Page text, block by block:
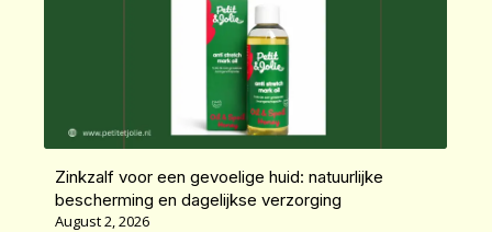
Zinkzalf voor een gevoelige huid: natuurlijke
bescherming en dagelijkse verzorging
August 2, 2026